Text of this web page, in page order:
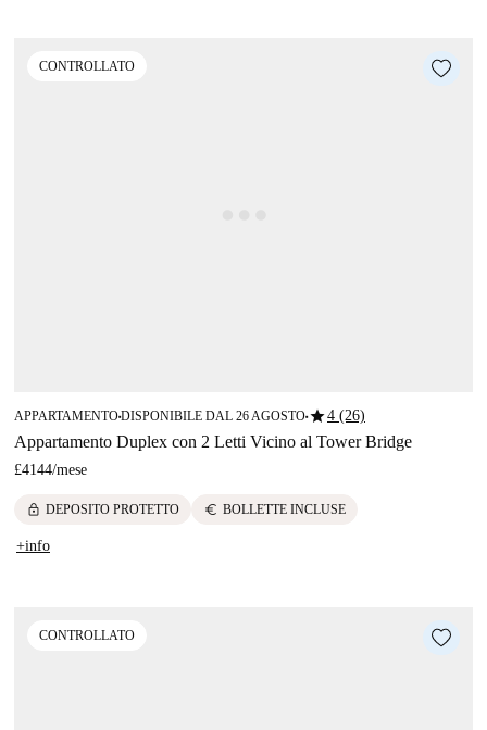
CONTROLLATO
APPARTAMENTO■DISPONIBILE DAL 26 AGOSTO■star4 (26)
Appartamento Duplex con 2 Letti Vicino al Tower Bridge
£4144/mese
lock DEPOSITO PROTETTO euro BOLLETTE INCLUSE
+info
CONTROLLATO